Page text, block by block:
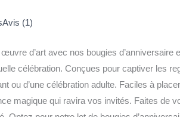
Avis (1)
d’art avec nos bougies
célébration. Conçues pour captiver les
ou d’une célébration adulte. Faciles à
magique qui ravira vos invités. Faites de